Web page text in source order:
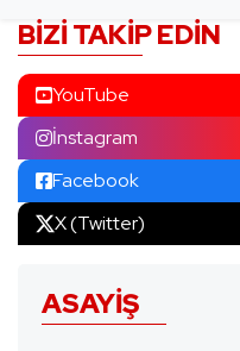
BIZI TAKIP EDIN
YouTube
İnstagram
Facebook
X (Twitter)
ASAYIŞ